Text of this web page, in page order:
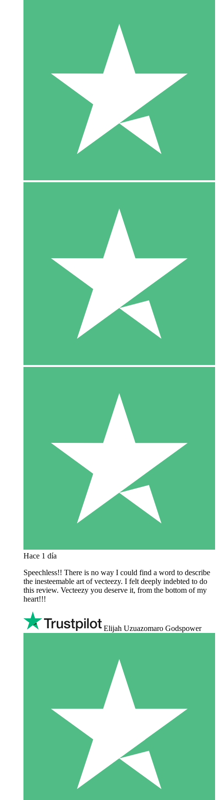
Hace 1 día
Speechless!! There is no way I could find a word to describe
the inesteemable art of vecteezy. I felt deeply indebted to do
this review. Vecteezy you deserve it, from the bottom of my
heart!!!
Elijah Uzuazomaro Godspower